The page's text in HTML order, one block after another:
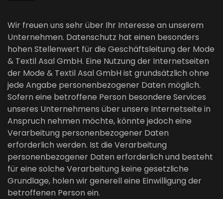
Wir freuen uns sehr über Ihr Interesse an unserem
Unternehmen. Datenschutz hat einen besonders
hohen Stellenwert für die Geschäftsleitung der Mode
& Textil Asal GmbH. Eine Nutzung der Internetseiten
der Mode & Textil Asal GmbH ist grundsätzlich ohne
jede Angabe personenbezogener Daten möglich.
Sofern eine betroffene Person besondere Services
unseres Unternehmens über unsere Internetseite in
Anspruch nehmen möchte, könnte jedoch eine
Verarbeitung personenbezogener Daten
erforderlich werden. Ist die Verarbeitung
personenbezogener Daten erforderlich und besteht
für eine solche Verarbeitung keine gesetzliche
Grundlage, holen wir generell eine Einwilligung der
betroffenen Person ein.